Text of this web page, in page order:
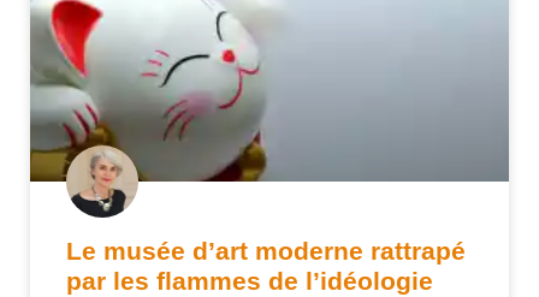
Le musée d’art moderne rattrapé
par les flammes de l’idéologie